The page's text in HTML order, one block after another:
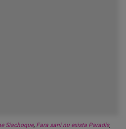
Siachoque, Fara sani nu exista Paradis,